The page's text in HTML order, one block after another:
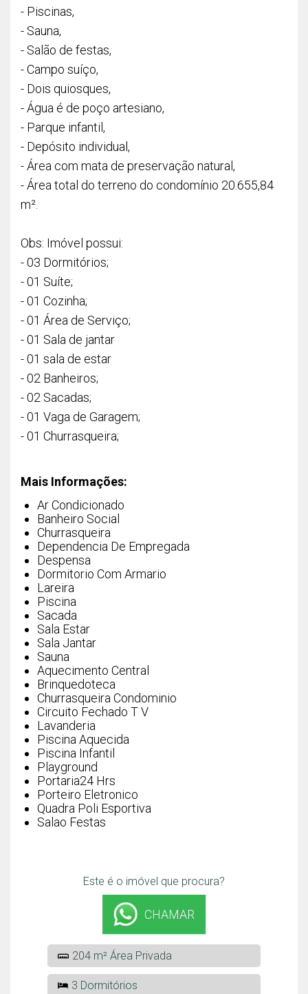
- Piscinas,
- Sauna,
- Salão de festas,
- Campo suíço,
- Dois quiosques,
- Água é de poço artesiano,
- Parque infantil,
- Depósito individual,
- Área com mata de preservação natural,
- Área total do terreno do condomínio 20.655,84
m².
Obs: Imóvel possui:
- 03 Dormitórios;
- 01 Suíte;
- 01 Cozinha;
- 01 Área de Serviço;
- 01 Sala de jantar
- 01 sala de estar
- 02 Banheiros;
- 02 Sacadas;
- 01 Vaga de Garagem;
- 01 Churrasqueira;
Mais Informações:
Ar Condicionado
Banheiro Social
Churrasqueira
Dependencia De Empregada
Despensa
Dormitorio Com Armario
Lareira
Piscina
Sacada
Sala Estar
Sala Jantar
Sauna
Aquecimento Central
Brinquedoteca
Churrasqueira Condominio
Circuito Fechado T V
Lavanderia
Piscina Aquecida
Piscina Infantil
Playground
Portaria24 Hrs
Porteiro Eletronico
Quadra Poli Esportiva
Salao Festas
Este é o imóvel que procura?
CHAMAR
204 m² Área Privada
3 Dormitórios